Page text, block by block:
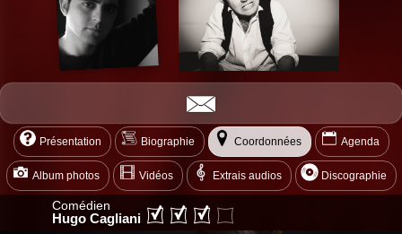
Présentation Biographie Coordonnées Agenda
Album photos Vidéos Extrais audios Discographie
Comédien
Hugo Cagliani